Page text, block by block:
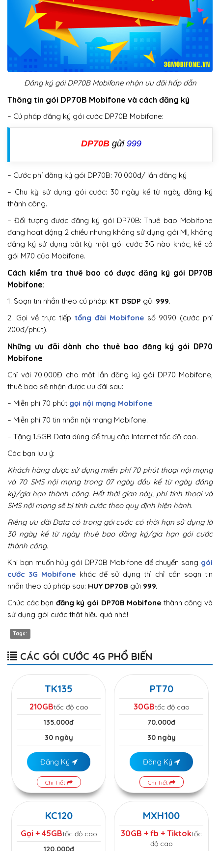
Đăng ký gói DP70B Mobifone nhận ưu đãi hấp dẫn
Thông tin gói DP70B Mobifone và cách đăng ký
– Cú pháp đăng ký gói cước DP70B Mobifone:
DP70B gửi 999
– Cước phí đăng ký gói DP70B: 70.000đ/ lần đăng ký
– Chu kỳ sử dụng gói cước: 30 ngày kể từ ngày đăng ký
thành công.
– Đối tượng được đăng ký gói DP70B: Thuê bao Mobifone
đang hoạt động 2 chiều nhưng không sử dụng gói MI, không
đăng ký sử dụng bất kỳ một gói cước 3G nào khác, kể cả
gói M70 của Mobifone.
Cách kiểm tra thuê bao có được đăng ký gói DP70B
Mobifone:
1. Soạn tin nhắn theo cú pháp: KT DSDP gửi 999.
2. Gọi về trực tiếptổng đài Mobifonesố 9090 (cước phí
200đ/phút).
Những ưu đãi dành cho thuê bao đăng ký gói DP70
Mobifone
Chỉ với 70.000Đ cho một lần đăng ký gói DP70 Mobifone,
thuê bao sẽ nhận được ưu đãi sau:
– Miễn phí 70 phút gọi nội mạng Mobifone.
– Miễn phí 70 tin nhắn nội mạng Mobifone.
– Tặng 1.5GB Data dùng để truy cập Internet tốc độ cao.
Các bạn lưu ý:
Khách hàng được sử dụng miễn phí 70 phút thoại nội mạng
và 70 SMS nội mạng trong 07 ngày đầu kể từ ngày đăng
ký/gia hạn thành công. Hết thời gian này, phí tính thoại và
SMS nội mạng sẽ bị tính cước theo quy định hiện hành.
Riêng ưu đãi Data có trong gói cước có thời hạn sử dụng là
30 ngày kể từ ngày thuê bao đăng ký/gia hạn gói cước
thành công.
Khi bạn muốn hủy gói DP70B Mobifone để chuyển sang gói
cước 3G Mobifone khác để sử dụng thì chỉ cần soạn tin
nhắn theo cú pháp sau: HUY DP70B gửi 999.
Chúc các bạn đăng ký gói DP70B Mobifone thành công và
sử dụng gói cước thật hiệu quả nhé!
Tags:
CÁC GÓI CƯỚC 4G PHỔ BIẾN
TK135
210GBtốc độ cao
135.000đ
30 ngày
Đăng Ký
Chi Tiết
PT70
30GBtốc độ cao
70.000đ
30 ngày
Đăng Ký
Chi Tiết
KC120
Gọi + 45GBtốc độ cao
MXH100
30GB + fb + Tiktoktốc
độ cao